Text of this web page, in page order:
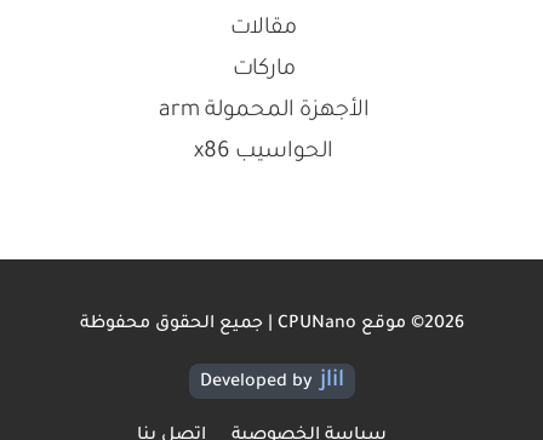
مقالات
ماركات
الأجهزة المحمولة arm
الحواسيب x86
2026© موقع CPUNano | جميع الحقوق محفوظة
Developed by jlil